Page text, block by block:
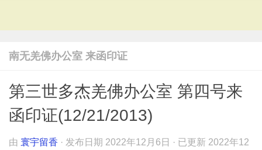
南无羌佛办公室 来函印证
第三世多杰羌佛办公室 第四号来
函印证(12/21/2013)
由 寰宇留香 · 发布日期 2022年12月6日 · 已更新 2022年12